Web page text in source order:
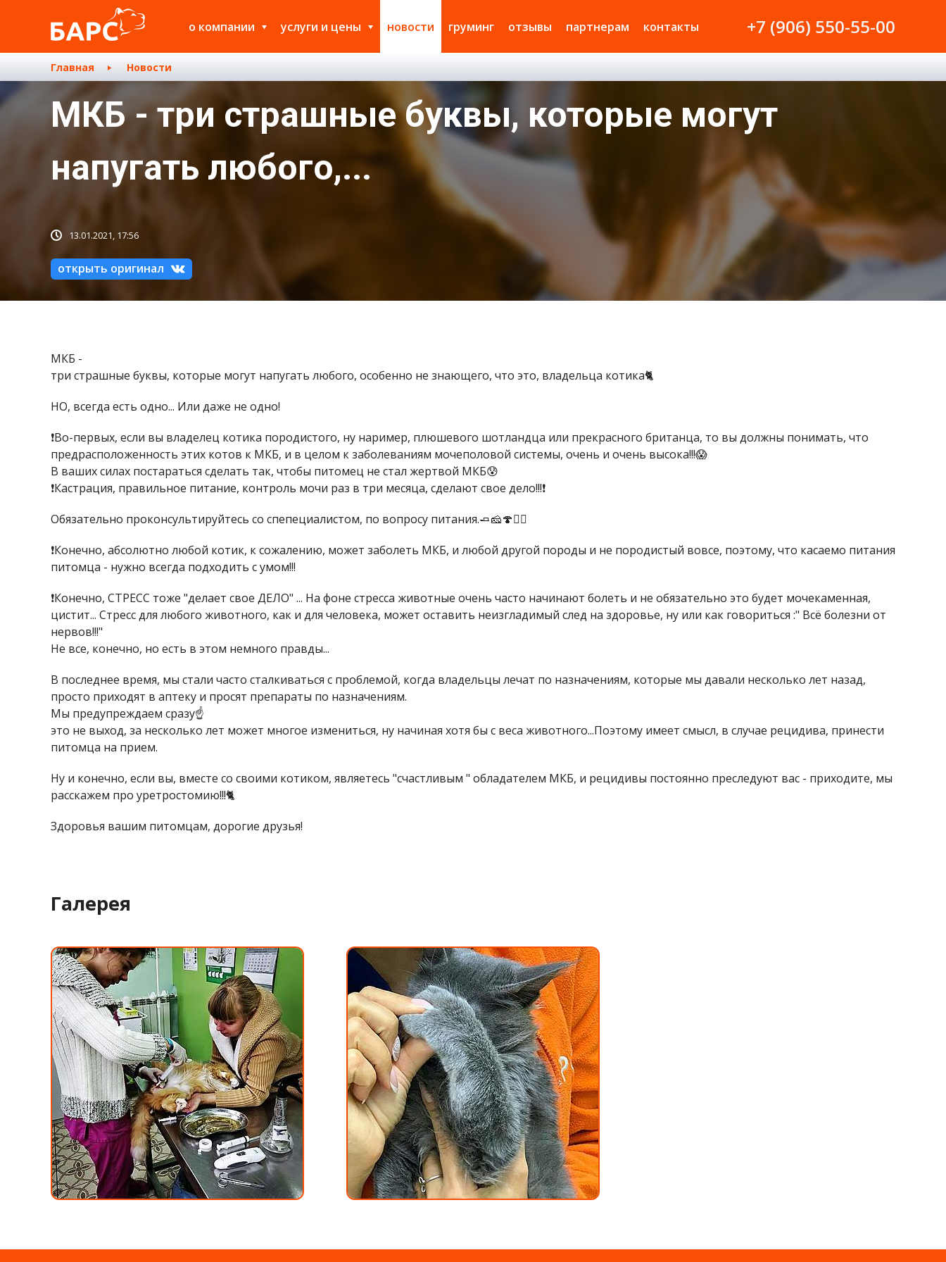
о компании услуги и цены новости груминг отзывы партнерам контакты +7 (906) 550-55-00
Главная Новости
МКБ - три страшные буквы, которые могут
напугать любого,...
13.01.2021, 17:56
открыть оригинал
МКБ -
три страшные буквы, которые могут напугать любого, особенно не знающего, что это, владельца котика🐈
НО, всегда есть одно... Или даже не одно!
❗Во-первых, если вы владелец котика породистого, ну наример, плюшевого шотландца или прекрасного британца, то вы должны понимать, что
предрасположенность этих котов к МКБ, и в целом к заболеваниям мочеполовой системы, очень и очень высока!!!😱
В ваших силах постараться сделать так, чтобы питомец не стал жертвой МКБ😰
❗Кастрация, правильное питание, контроль мочи раз в три месяца, сделают свое дело!!!❗
Обязательно проконсультируйтесь со спепециалистом, по вопросу питания.🧈🧀🍄🙅‍♀️
❗Конечно, абсолютно любой котик, к сожалению, может заболеть МКБ, и любой другой породы и не породистый вовсе, поэтому, что касаемо питания
питомца - нужно всегда подходить с умом!!!
❗Конечно, СТРЕСС тоже "делает свое ДЕЛО" ... На фоне стресса животные очень часто начинают болеть и не обязательно это будет мочекаменная,
цистит... Стресс для любого животного, как и для человека, может оставить неизгладимый след на здоровье, ну или как говориться :" Всё болезни от
нервов!!!"
Не все, конечно, но есть в этом немного правды...
В последнее время, мы стали часто сталкиваться с проблемой, когда владельцы лечат по назначениям, которые мы давали несколько лет назад,
просто приходят в аптеку и просят препараты по назначениям.
Мы предупреждаем сразу☝️
это не выход, за несколько лет может многое измениться, ну начиная хотя бы с веса животного...Поэтому имеет смысл, в случае рецидива, принести
питомца на прием.
Ну и конечно, если вы, вместе со своими котиком, являетесь "счастливым " обладателем МКБ, и рецидивы постоянно преследуют вас - приходите, мы
расскажем про уретростомию!!!🐈
Здоровья вашим питомцам, дорогие друзья!
Галерея